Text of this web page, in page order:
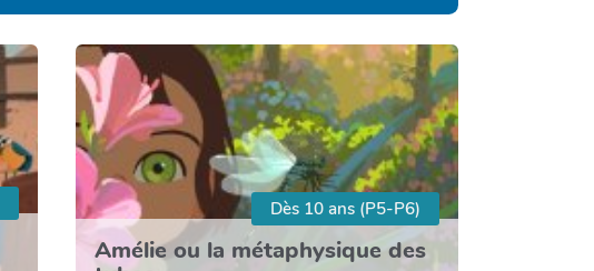
Amélie ou la métaphysique des
Dès 10 ans (P5-P6)